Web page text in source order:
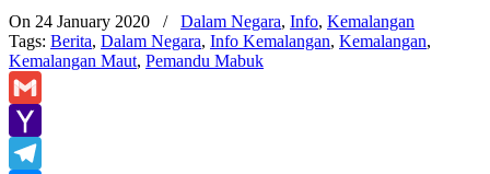
On 24 January 2020 / Dalam Negara, Info, Kemalangan
Tags: Berita, Dalam Negara, Info Kemalangan, Kemalangan,
Kemalangan Maut, Pemandu Mabuk
Gmail
Yahoo